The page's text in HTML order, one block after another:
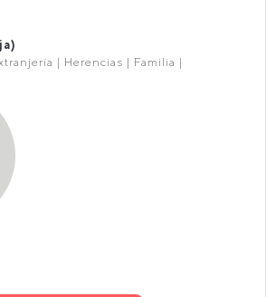
| Herencias | Familia |